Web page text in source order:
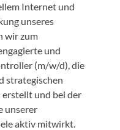
Internet und
unseres
wir zum
und
(m/w/d), die
strategischen
und bei der
unserer
aktiv mitwirkt.